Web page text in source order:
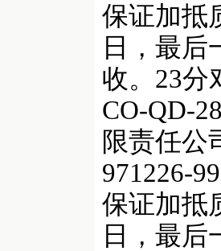
保证加抵
日，最后
收。23分
CO-QD-
限责任公
971226-
保证加抵
日，最后